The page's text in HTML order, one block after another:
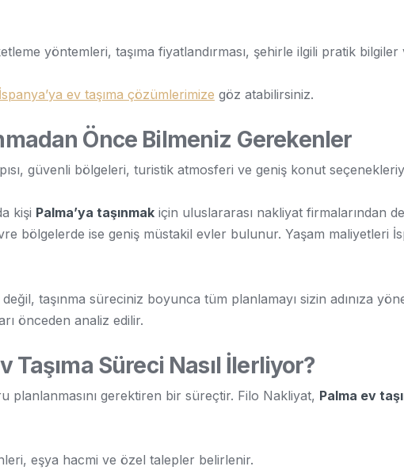
yöntemleri, taşıma fiyatlandırması, şehirle ilgili pratik
İspanya’ya ev taşıma çözümlerimize göz atabilirsiniz.
Önce Bilmeniz Gerekenler
güvenli bölgeleri, turistik atmosferi ve geniş konut
kişi Palma’ya taşınmak için uluslararası nakliyat firmalarından
bölgelerde ise geniş müstakil evler bulunur. Yaşam maliyetleri
taşınma süreciniz boyunca tüm planlamayı sizin adınıza
önceden analiz edilir.
Taşıma Süreci Nasıl İlerliyor?
planlanmasını gerektiren bir süreçtir. Filo Nakliyat, Palma ev
eşya hacmi ve özel talepler belirlenir.